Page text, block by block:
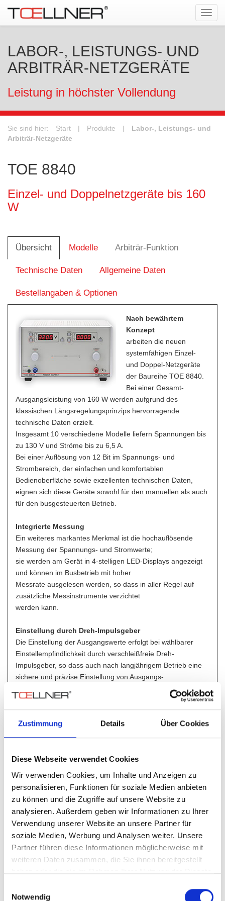
Zustimmung Details Über Cookies
Diese Webseite verwendet Cookies
Wir verwenden Cookies, um Inhalte und Anzeigen zu
personalisieren, Funktionen für soziale Medien anbieten
zu können und die Zugriffe auf unsere Website zu
analysieren. Außerdem geben wir Informationen zu Ihrer
Verwendung unserer Website an unsere Partner für
soziale Medien, Werbung und Analysen weiter. Unsere
Partner führen diese Informationen möglicherweise mit
weiteren Daten zusammen, die Sie ihnen bereitgestellt
haben oder die sie im Rahmen Ihrer Nutzung der Dienste
Notwendig
LABOR-, LEISTUNGS- UND
ARBITRÄR-NETZGERÄTE
Leistung in höchster Vollendung
Sie sind hier: Start | Produkte |
Labor-, Leistungs- und
Arbiträr-Netzgeräte
TOE 8840
Einzel- und Doppelnetzgeräte bis 160
W
Übersicht Modelle Arbiträr-Funktion
Technische Daten Allgemeine Daten
Bestellangaben & Optionen
Nach bewährtem
Konzept
arbeiten die neuen
systemfähigen Einzel-
und Doppel-Netzgeräte
der Baureihe TOE 8840.
Bei einer Gesamt-
Ausgangsleistung von 160 W werden aufgrund des
klassischen Längsregelungsprinzips hervorragende
technische Daten erzielt.
Insgesamt 10 verschiedene Modelle liefern Spannungen bis
zu 130 V und Ströme bis zu 6,5 A.
Bei einer Auflösung von 12 Bit im Spannungs- und
Strombereich, der einfachen und komfortablen
Bedienoberfläche sowie exzellenten technischen Daten,
eignen sich diese Geräte sowohl für den manuellen als auch
für den busgesteuerten Betrieb.
Integrierte Messung
Ein weiteres markantes Merkmal ist die hochauflösende
Messung der Spannungs- und Stromwerte;
sie werden am Gerät in 4-stelligen LED-Displays angezeigt
und können im Busbetrieb mit hoher
Messrate ausgelesen werden, so dass in aller Regel auf
zusätzliche Messinstrumente verzichtet
werden kann.
Einstellung durch Dreh-Impulsgeber
Die Einstellung der Ausgangswerte erfolgt bei wählbarer
Einstellempfindlichkeit durch verschleißfreie Dreh-
Impulsgeber, so dass auch nach langjährigem Betrieb eine
sichere und präzise Einstellung von Ausgangs-
Fernsteuerung (Option)
Sämtliche Geräte sind sowohl analog als auch über GPIB-
Commands for Programmable Instruments). Die
hohe Einstellrate als auch durch eine hohe
Messrate aus. Darüber hinaus steht eine
Gerätetreibersoftware unter „LabView“ zur Verfügung.
Automatische Kalibrierung
Eine schnelle und komfortable Kalibrierung aller
Ausgangsparameter ist ohne jeglichen Trimmerabgleich
oder Eingriff in das Gerät in wenigen Minuten von außen
durchführbar. Diese „Softwarekalibrierung“ lässt
innerhalb eines Testsystems rechnergestützt